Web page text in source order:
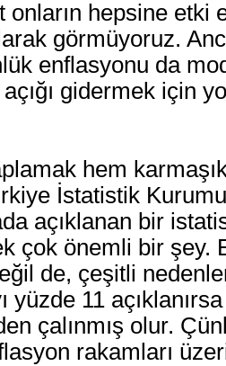
onların hepsine etki
görmüyoruz.
enflasyonu da
gidermek için
hem
İstatistik
açıklanan bir
çok önemli bir şey.
de, çeşitli
yüzde 11
çalınmış olur.
rakamları